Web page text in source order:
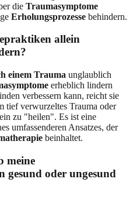
die Traumasymptome
Erholungsprozesse behindern.
allein
einem Trauma unglaublich
erheblich lindern
verbessern kann, reicht sie
tief verwurzeltes Trauma oder
zu "heilen". Es ist eine
umfassenderen Ansatzes, der
beinhaltet.
meine
gesund oder ungesund